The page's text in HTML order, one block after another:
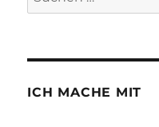
nach:
ICH MACHE MIT